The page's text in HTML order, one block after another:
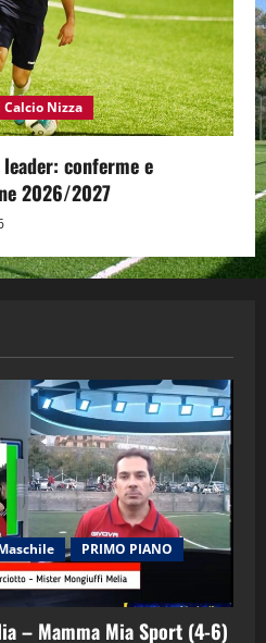
Nizza
conferme e
2026/2027
PRIMO PIANO
– Mamma Mia Sport (4-6)